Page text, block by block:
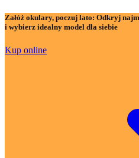
Załóż okulary, poczuj lato: Odkryj
i wybierz idealny model dla siebie
Kup online